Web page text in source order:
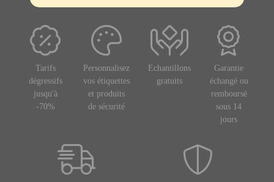
Tarifs
dégressifs
jusqu'à
-70%
Personnalisez
vos étiquettes
et produits
de sécurité
Echantillons
gratuits
Garantie
échangé ou
remboursé
sous 14
jours